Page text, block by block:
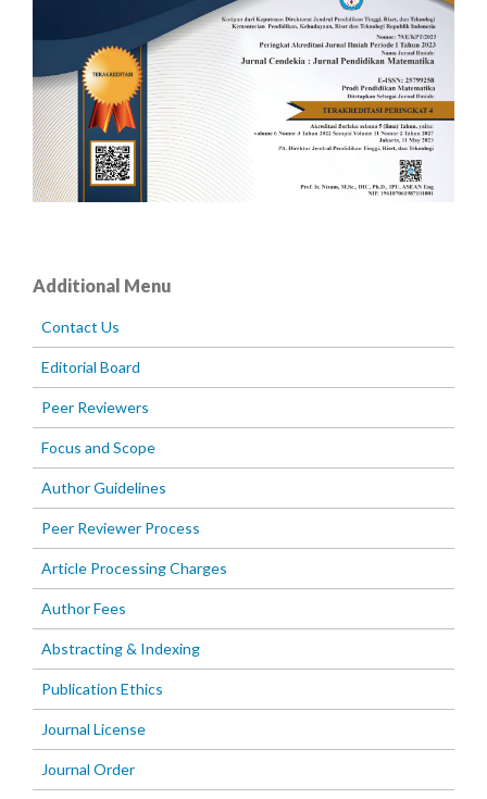
Additional Menu
Contact Us
Editorial Board
Peer Reviewers
Focus and Scope
Author Guidelines
Peer Reviewer Process
Article Processing Charges
Author Fees
Abstracting & Indexing
Publication Ethics
Journal License
Journal Order